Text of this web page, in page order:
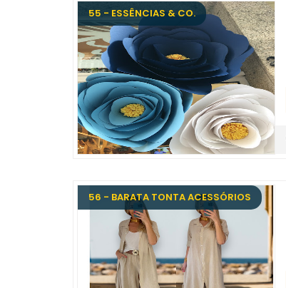
55 - ESSÊNCIAS & CO.
56 - BARATA TONTA ACESSÓRIOS